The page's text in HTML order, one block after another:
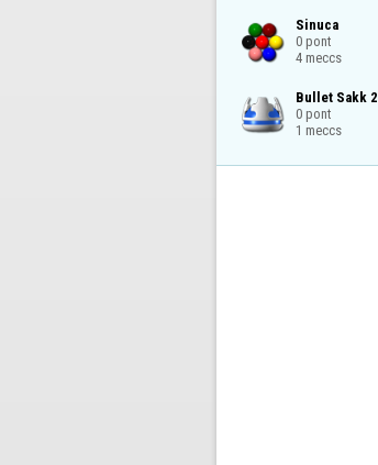
Sinuca
0 pont
4 meccs
Bullet Sakk 2
0 pont
1 meccs